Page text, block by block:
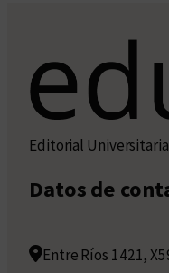
Editorial
Datos de
Entre Ríos 1421,